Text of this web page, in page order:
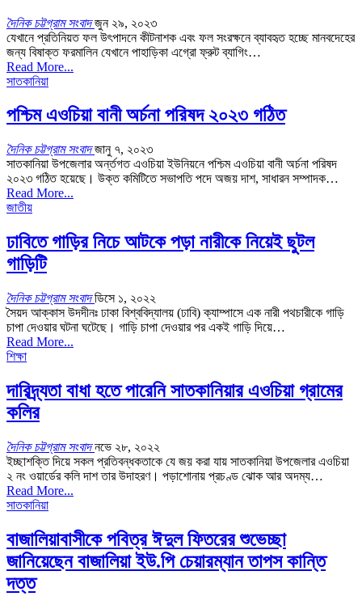
দৈনিক চট্টগ্রাম সংবাদজুন ২৯, ২০২৩
যেখানে প্রতিনিয়ত ফল উৎপাদনে কীটনাশক এবং ফল সংরক্ষনে ব্যাবহৃত হচ্ছে মানবদেহের
জন্য বিষাক্ত ফরমালিন যেখানে পাহাড়িকা এগ্রো ফ্রুট ব্যাগিং…
Read More...
সাতকানিয়া
পশ্চিম এওচিয়া বানী অর্চনা পরিষদ ২০২৩ গঠিত
দৈনিক চট্টগ্রাম সংবাদজানু ৭, ২০২৩
সাতকানিয়া উপজেলার অর্ন্তগত এওচিয়া ইউনিয়নে পশ্চিম এওচিয়া বানী অর্চনা পরিষদ
২০২৩ গঠিত হয়েছে। উক্ত কমিটিতে সভাপতি পদে অজয় দাশ, সাধারন সম্পাদক…
Read More...
জাতীয়
ঢাবিতে গাড়ির নিচে আটকে পড়া নারীকে নিয়েই ছুটল
গাড়িটি
দৈনিক চট্টগ্রাম সংবাদডিসে ১, ২০২২
সৈয়দ আক্কাস উদদীনঃ ঢাকা বিশ্ববিদ্যালয় (ঢাবি) ক্যাম্পাসে এক নারী পথচারীকে গাড়ি
চাপা দেওয়ার ঘটনা ঘটেছে। গাড়ি চাপা দেওয়ার পর একই গাড়ি দিয়ে…
Read More...
শিক্ষা
দারিদ্র্যতা বাধা হতে পারেনি সাতকানিয়ার এওচিয়া গ্রামের
কলির
দৈনিক চট্টগ্রাম সংবাদনভে ২৮, ২০২২
ইচ্ছাশক্তি দিয়ে সকল প্রতিবন্ধকতাকে যে জয় করা যায় সাতকানিয়া উপজেলার এওচিয়া
২ নং ওয়ার্ডের কলি দাশ তার উদাহরণ। পড়াশোনায় প্রচণ্ড ঝোক আর অদম্য…
Read More...
সাতকানিয়া
বাজালিয়াবাসীকে পবিত্র ঈদুল ফিতরের শুভেচ্ছা
জানিয়েছেন বাজালিয়া ইউ.পি চেয়ারম্যান তাপস কান্তি
দত্ত